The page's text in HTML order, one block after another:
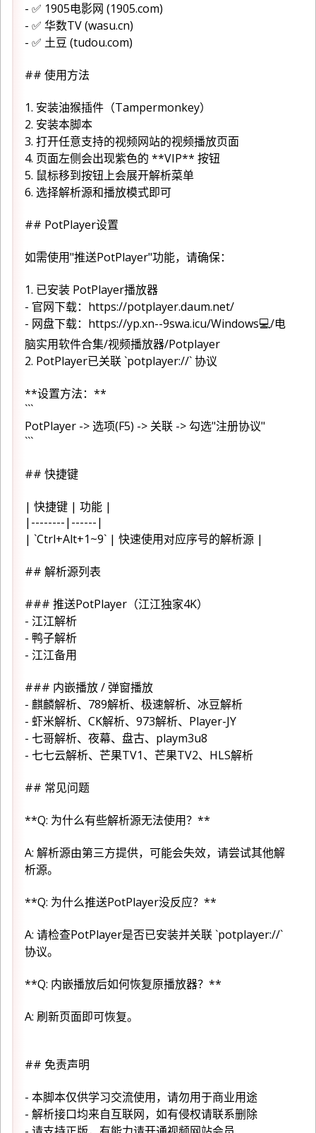
- ✅ 1905电影网 (1905.com)
- ✅ 华数TV (wasu.cn)
- ✅ 土豆 (tudou.com)
## 使用方法
1. 安装油猴插件（Tampermonkey）
2. 安装本脚本
3. 打开任意支持的视频网站的视频播放页面
4. 页面左侧会出现紫色的 **VIP** 按钮
5. 鼠标移到按钮上会展开解析菜单
6. 选择解析源和播放模式即可
## PotPlayer设置
如需使用"推送PotPlayer"功能，请确保：
1. 已安装 PotPlayer播放器
- 官网下载：https://potplayer.daum.net/
- 网盘下载：https://yp.xn--9swa.icu/Windows💻/电
脑实用软件合集/视频播放器/Potplayer
2. PotPlayer已关联 `potplayer://` 协议
**设置方法：**
```
PotPlayer -> 选项(F5) -> 关联 -> 勾选"注册协议"
```
## 快捷键
| 快捷键 | 功能 |
|--------|------|
| `Ctrl+Alt+1~9` | 快速使用对应序号的解析源 |
## 解析源列表
### 推送PotPlayer（江江独家4K）
- 江江解析
- 鸭子解析
- 江江备用
### 内嵌播放 / 弹窗播放
- 麒麟解析、789解析、极速解析、冰豆解析
- 虾米解析、CK解析、973解析、Player-JY
- 七哥解析、夜幕、盘古、playm3u8
- 七七云解析、芒果TV1、芒果TV2、HLS解析
## 常见问题
**Q: 为什么有些解析源无法使用？**
A: 解析源由第三方提供，可能会失效，请尝试其他解
析源。
**Q: 为什么推送PotPlayer没反应？**
A: 请检查PotPlayer是否已安装并关联 `potplayer://`
协议。
**Q: 内嵌播放后如何恢复原播放器？**
A: 刷新页面即可恢复。
## 免责声明
- 本脚本仅供学习交流使用，请勿用于商业用途
- 解析接口均来自互联网，如有侵权请联系删除